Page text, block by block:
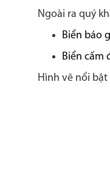
Ngoài ra quý
Biển báo
Biển cấm
Hình vẽ nổi